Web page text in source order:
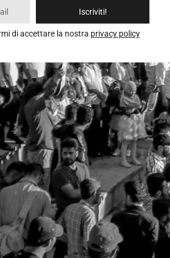
Iscriviti!
di accettare la nostra privacy policy